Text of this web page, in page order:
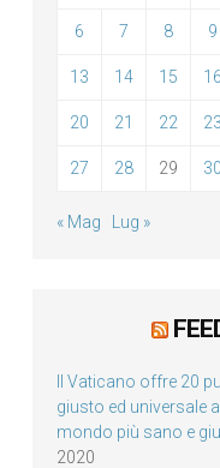
6 7 8 9
13 14 15 16
20 21 22 23
27 28 29 30
« Mag Lug »
Il Vaticano offre 20
giusto ed universale
mondo più sano e
2020